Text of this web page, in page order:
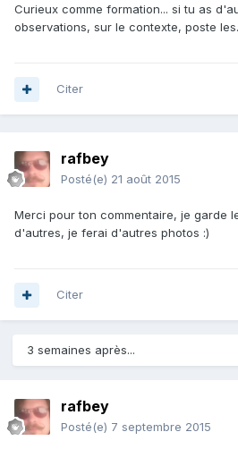
Curieux comme formation... si tu as
observations, sur le contexte, poste les.
Citer
rafbey
Posté(e) 21 août 2015
Merci pour ton commentaire, je garde
d'autres, je ferai d'autres photos :)
Citer
3 semaines après...
rafbey
Posté(e) 7 septembre 2015